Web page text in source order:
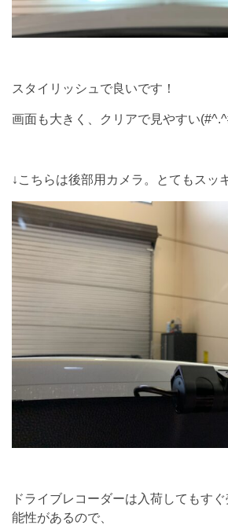
スタイリッシュで良いです！
画面も大きく、クリアで見やすい
↓こちらは後部用カメラ。とてもスッ
ドライブレコーダーは入荷してもす
能性があるので、